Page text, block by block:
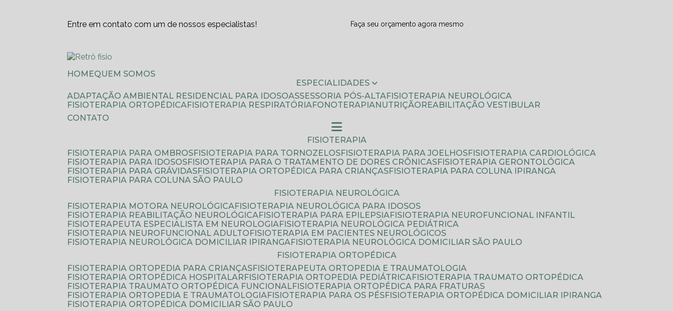
Entre em contato com um de nossos especialistas! Faça seu orçamento agora mesmo
HOME
QUEM SOMOS
ESPECIALIDADES
ADAPTAÇÃO AMBIENTAL RESIDENCIAL PARA IDOSO
ASSESSORIA PÓS-ALTA
FISIOTERAPIA NEUROLÓGICA
FISIOTERAPIA ORTOPÉDICA
FISIOTERAPIA RESPIRATÓRIA FONOTERAPIA NUTRIÇÃO
REABILITAÇÃO VESTIBULAR
CONTATO
FISIOTERAPIA
FISIOTERAPIA PARA OMBROS
FISIOTERAPIA PARA TORNOZELOS FISIOTERAPIA PARA JOELHOS
FISIOTERAPIA CARDIOLÓGICA
FISIOTERAPIA PARA IDOSOS
FISIOTERAPIA PARA O TRATAMENTO DE DORES CRÔNICAS
FISIOTERAPIA GERONTOLÓGICA
FISIOTERAPIA PARA GRÁVIDAS
FISIOTERAPIA ORTOPÉDICA PARA CRIANÇAS
FISIOTERAPIA PARA COLUNA IPIRANGA
FISIOTERAPIA PARA COLUNA SÃO PAULO
FISIOTERAPIA NEUROLÓGICA
FISIOTERAPIA MOTORA NEUROLÓGICA
FISIOTERAPIA NEUROLÓGICA PARA IDOSOS
FISIOTERAPIA REABILITAÇÃO NEUROLÓGICA
FISIOTERAPIA PARA EPILEPSIA
FISIOTERAPIA NEUROFUNCIONAL INFANTIL
FISIOTERAPEUTA ESPECIALISTA EM NEUROLOGIA
FISIOTERAPIA NEUROLÓGICA PEDIÁTRICA
FISIOTERAPIA NEUROFUNCIONAL ADULTO
FISIOTERAPIA EM PACIENTES NEUROLÓGICOS
FISIOTERAPIA NEUROLÓGICA DOMICILIAR IPIRANGA
FISIOTERAPIA NEUROLÓGICA DOMICILIAR SÃO PAULO
FISIOTERAPIA ORTOPÉDICA
FISIOTERAPIA ORTOPEDIA PARA CRIANÇAS
FISIOTERAPEUTA ORTOPEDIA E TRAUMATOLOGIA
FISIOTERAPIA ORTOPÉDICA HOSPITALAR
FISIOTERAPIA ORTOPEDIA PEDIÁTRICA
FISIOTERAPIA TRAUMATO ORTOPÉDICA
FISIOTERAPIA TRAUMATO ORTOPÉDICA FUNCIONAL
FISIOTERAPIA ORTOPÉDICA PARA FRATURAS
FISIOTERAPIA ORTOPEDIA E TRAUMATOLOGIA
FISIOTERAPIA PARA OS PÉS
FISIOTERAPIA ORTOPÉDICA DOMICILIAR IPIRANGA
FISIOTERAPIA ORTOPÉDICA DOMICILIAR SÃO PAULO